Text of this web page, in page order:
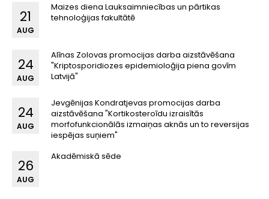
Maizes diena Lauksaimniecības un pārtikas
tehnoloģijas fakultātē
21
AUG
Alīnas Zolovas promocijas darba aizstāvēšana
"Kriptosporidiozes epidemioloğija piena govīm
Latvijā"
24
AUG
Jevgēnijas Kondratjevas promocijas darba
aizstāvēšana "Kortikosteroīdu izraisītās
morfofunkcionālās izmaiņas aknās un to reversijas
iespējas suņiem"
24
AUG
Akadēmiskā sēde
26
AUG